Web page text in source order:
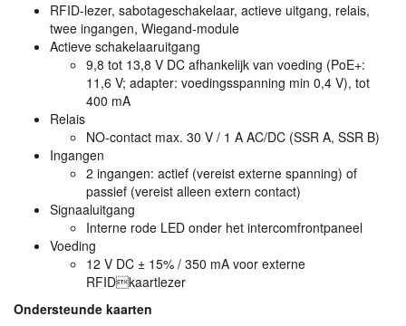
RFID-lezer, sabotageschakelaar, actieve uitgang, relais,
twee ingangen, Wiegand-module
Actieve schakelaaruitgang
9,8 tot 13,8 V DC afhankelijk van voeding (PoE+:
11,6 V; adapter: voedingsspanning min 0,4 V), tot
400 mA
Relais
NO-contact max. 30 V / 1 A AC/DC (SSR A, SSR B)
Ingangen
2 ingangen: actief (vereist externe spanning) of
passief (vereist alleen extern contact)
Signaaluitgang
Interne rode LED onder het intercomfrontpaneel
Voeding
12 V DC ± 15% / 350 mA voor externe
RFIDkaartlezer
Ondersteunde kaarten